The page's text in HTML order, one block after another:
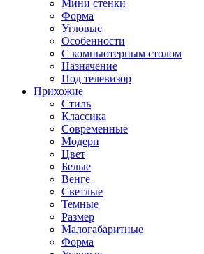
Мини стенки
Форма
Угловые
Особенности
С компьютерным столом
Назначение
Под телевизор
Прихожие
Стиль
Классика
Современные
Модерн
Цвет
Белые
Венге
Светлые
Темные
Размер
Малогабаритные
Форма